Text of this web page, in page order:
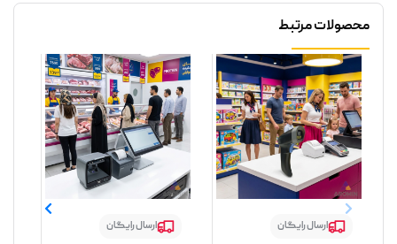
محصولات مرتبط
ارسال رایگان ارسال رایگان